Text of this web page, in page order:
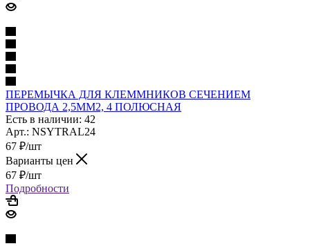
ПЕРЕМЫЧКА ДЛЯ КЛЕММНИКОВ СЕЧЕНИЕМ
ПРОВОДА 2,5ММ2, 4 ПОЛЮСНАЯ
Есть в наличии: 42
Арт.: NSYTRAL24
67 ₽/шт
Варианты цен
67 ₽/шт
Подробности